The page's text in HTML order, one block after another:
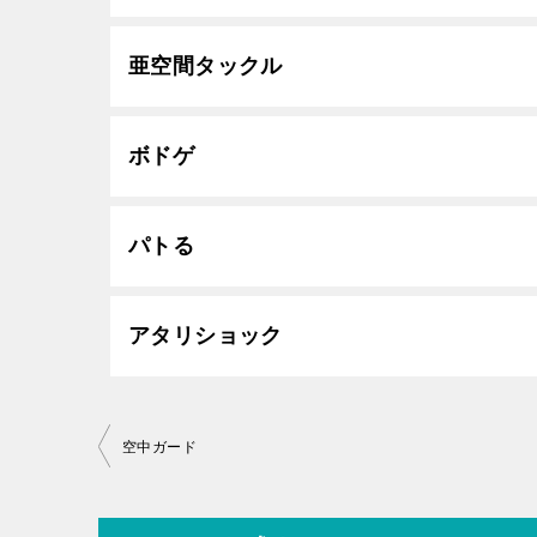
亜空間タックル
ボドゲ
パトる
アタリショック
投
ナ
空中ガード